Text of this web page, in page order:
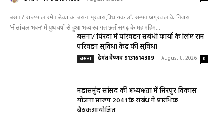
बसना/ राज्यपाल रमेन डेका का बसना प्रवास,विधायक डॉ. सम्पत अग्रवाल के निवास
‘नीलांचल भवन’ में पुष्प वर्षा से हुआ भव्य स्वागत छत्तीसगढ़ के महामहिम...
बसना/ पिरदा में परिवहन संबंधी कार्यों के लिए राम
परिवहन सुविधा केंद्र की सुविधा
बसना हेमंत वैष्णव 9131614309 - August 8, 2026 0
महासमुंद सांसद की अध्यक्षता में सिरपुर विकास
योजना प्रारूप 2041 के संबंध में प्रारंभिक
बैठकआयोजित